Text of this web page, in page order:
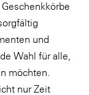
und
Wahl für alle,
möchten.
nur Zeit